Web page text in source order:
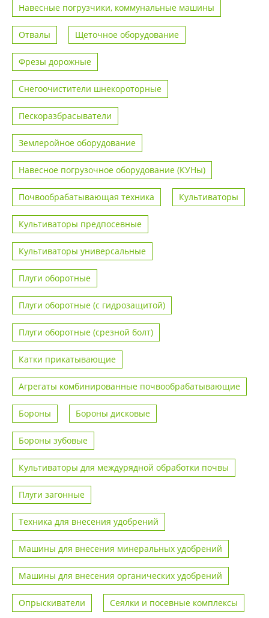
Навесные погрузчики, коммунальные машины
Отвалы Щеточное оборудование
Фрезы дорожные
Снегоочистители шнекороторные
Пескоразбрасыватели
Землеройное оборудование
Навесное погрузочное оборудование (КУНы)
Почвообрабатывающая техника Культиваторы
Культиваторы предпосевные
Культиваторы универсальные
Плуги оборотные
Плуги оборотные (с гидрозащитой)
Плуги оборотные (срезной болт)
Катки прикатывающие
Агрегаты комбинированные почвообрабатывающие
Бороны Бороны дисковые
Бороны зубовые
Культиваторы для междурядной обработки почвы
Плуги загонные
Техника для внесения удобрений
Машины для внесения минеральных удобрений
Машины для внесения органических удобрений
Опрыскиватели Сеялки и посевные комплексы